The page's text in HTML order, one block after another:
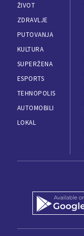
ŽIVOT
ZDRAVLJE
PUTOVANJA
KULTURA
SUPERŽENA
ESPORTS
TEHNOPOLIS
AUTOMOBILI
LOKAL